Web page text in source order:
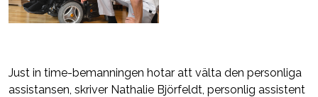
Just in time-bemanningen hotar att välta den personliga
assistansen, skriver Nathalie Björfeldt, personlig assistent